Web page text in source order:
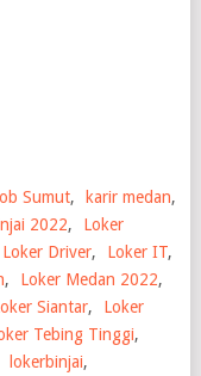
Sumut, karir medan,
2022,
Loker
Loker Driver, Loker IT,
, Loker Medan 2022,
Siantar,
Loker
Tebing Tinggi,
lokerbinjai,